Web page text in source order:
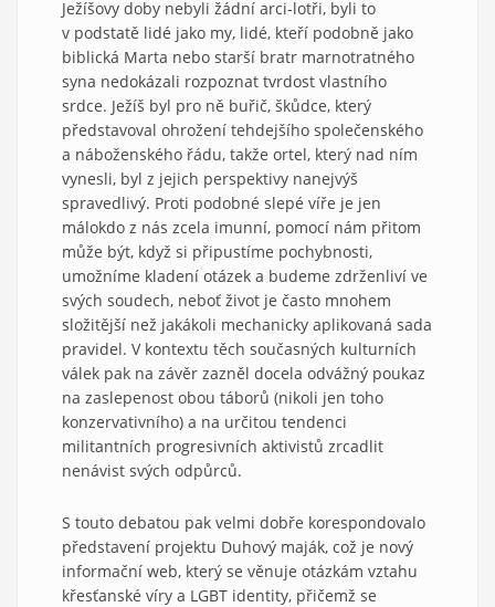
Ježíšovy doby nebyli žádní arci-lotři, byli to
v podstatě lidé jako my, lidé, kteří podobně jako
biblická Marta nebo starší bratr marnotratného
syna nedokázali rozpoznat tvrdost vlastního
srdce. Ježíš byl pro ně buřič, škůdce, který
představoval ohrožení tehdejšího společenského
a náboženského řádu, takže ortel, který nad ním
vynesli, byl z jejich perspektivy nanejvýš
spravedlivý. Proti podobné slepé víře je jen
málokdo z nás zcela imunní, pomocí nám přitom
může být, když si připustíme pochybnosti,
umožníme kladení otázek a budeme zdrženliví ve
svých soudech, neboť život je často mnohem
složitější než jakákoli mechanicky aplikovaná sada
pravidel. V kontextu těch současných kulturních
válek pak na závěr zazněl docela odvážný poukaz
na zaslepenost obou táborů (nikoli jen toho
konzervativního) a na určitou tendenci
militantních progresivních aktivistů zrcadlit
nenávist svých odpůrců.
S touto debatou pak velmi dobře korespondovalo
představení projektu Duhový maják, což je nový
informační web, který se věnuje otázkám vztahu
křesťanské víry a LGBT identity, přičemž se